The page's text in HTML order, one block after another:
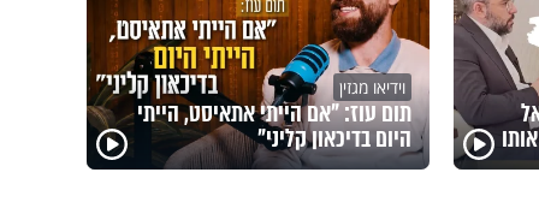
וידיאו מגזין
תום עוז: "אם הייתי אתאיסט, הייתי
היום בדיכאון קליני"